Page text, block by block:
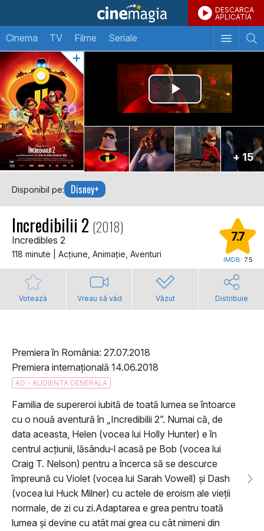
DESCARCA
APLICATIA
Cinema TV Filme Seriale
+ 15
Disponibil pe: Disney+
Incredibilii 2 (2018)
Incredibles 2
118 minute | Acţiune, Animaţie, Aventuri
7.7
IMDB: 7.5
Votează Vreau să văd Văzut Distribuie
Premiera în România: 27.07.2018
Premiera internațională 14.06.2018
AG - AUDIENTA GENERALA
Familia de supereroi iubită de toată lumea se întoarce
cu o nouă aventură în „Incredibilii 2”. Numai că, de
data aceasta, Helen (vocea lui Holly Hunter) e în
centrul acţiunii, lăsându-l acasă pe Bob (vocea lui
Craig T. Nelson) pentru a încerca să se descurce
împreună cu Violet (vocea lui Sarah Vowell) şi Dash
(vocea lui Huck Milner) cu actele de eroism ale vieţii
normale, de zi cu zi.Adaptarea e grea pentru toată
lumea şi devine cu atât mai grea cu cât nimeni din